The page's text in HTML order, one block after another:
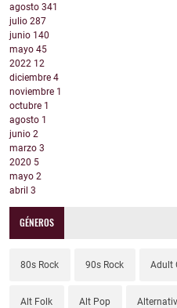
agosto 341
julio 287
junio 140
mayo 45
2022 12
diciembre 4
noviembre 1
octubre 1
agosto 1
junio 2
marzo 3
2020 5
mayo 2
abril 3
GÉNEROS
80s Rock 90s Rock Adult
Alt Folk Alt Pop